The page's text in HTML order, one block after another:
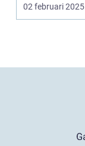
02 februari 2025